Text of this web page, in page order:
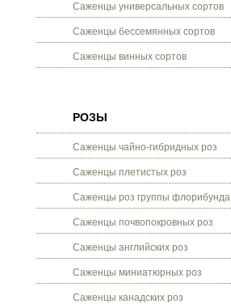
Саженцы универсальных сортов
Саженцы бессемянных сортов
Саженцы винных сортов
РОЗЫ
Саженцы чайно-гибридных роз
Саженцы плетистых роз
Саженцы роз группы флорибунда
Саженцы почвопокровных роз
Саженцы английских роз
Саженцы миниатюрных роз
Саженцы канадских роз